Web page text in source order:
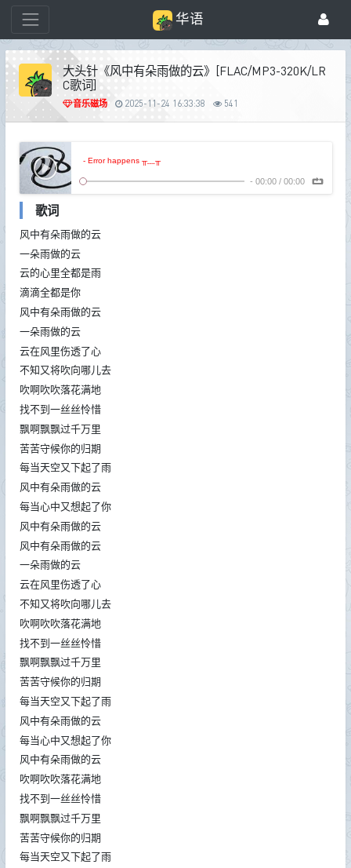
华语
大头针《风中有朵雨做的云》[FLAC/MP3-320K/LR
C歌词]
音乐磁场 2025-11-24 16:33:38 541
- Error happens ╥﹏╥
- 00:00/ 00:00
歌词
风中有朵雨做的云
一朵雨做的云
云的心里全都是雨
滴滴全都是你
风中有朵雨做的云
一朵雨做的云
云在风里伤透了心
不知又将吹向哪儿去
吹啊吹吹落花满地
找不到一丝丝怜惜
飘啊飘飘过千万里
苦苦守候你的归期
每当天空又下起了雨
风中有朵雨做的云
每当心中又想起了你
风中有朵雨做的云
风中有朵雨做的云
一朵雨做的云
云在风里伤透了心
不知又将吹向哪儿去
吹啊吹吹落花满地
找不到一丝丝怜惜
飘啊飘飘过千万里
苦苦守候你的归期
每当天空又下起了雨
风中有朵雨做的云
每当心中又想起了你
风中有朵雨做的云
吹啊吹吹落花满地
找不到一丝丝怜惜
飘啊飘飘过千万里
苦苦守候你的归期
每当天空又下起了雨